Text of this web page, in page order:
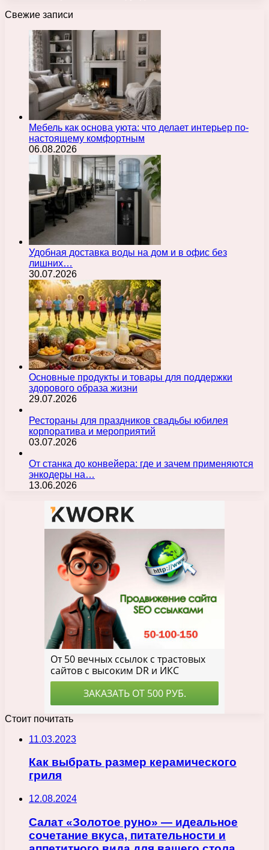
Свежие записи
Мебель как основа уюта: что делает интерьер по-
настоящему комфортным
06.08.2026
Удобная доставка воды на дом и в офис без
лишних…
30.07.2026
Основные продукты и товары для поддержки
здорового образа жизни
29.07.2026
Рестораны для праздников свадьбы юбилея
корпоратива и мероприятий
03.07.2026
От станка до конвейера: где и зачем применяются
энкодеры на…
13.06.2026
Стоит почитать
11.03.2023
Как выбрать размер керамического
гриля
12.08.2024
Салат «Золотое руно» — идеальное
сочетание вкуса, питательности и